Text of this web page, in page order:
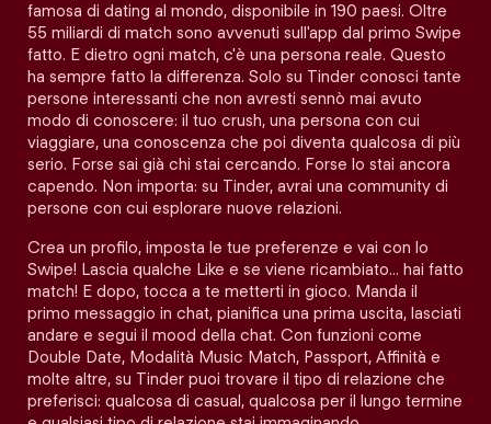
famosa di dating al mondo, disponibile in 190 paesi. Oltre
55 miliardi di match sono avvenuti sull'app dal primo Swipe
fatto. E dietro ogni match, c'è una persona reale. Questo
ha sempre fatto la differenza. Solo su Tinder conosci tante
persone interessanti che non avresti sennò mai avuto
modo di conoscere: il tuo crush, una persona con cui
viaggiare, una conoscenza che poi diventa qualcosa di più
serio. Forse sai già chi stai cercando. Forse lo stai ancora
capendo. Non importa: su Tinder, avrai una community di
persone con cui esplorare nuove relazioni.
Crea un profilo, imposta le tue preferenze e vai con lo
Swipe! Lascia qualche Like e se viene ricambiato… hai fatto
match! E dopo, tocca a te metterti in gioco. Manda il
primo messaggio in chat, pianifica una prima uscita, lasciati
andare e segui il mood della chat. Con funzioni come
Double Date, Modalità Music Match, Passport, Affinità e
molte altre, su Tinder puoi trovare il tipo di relazione che
preferisci: qualcosa di casual, qualcosa per il lungo termine